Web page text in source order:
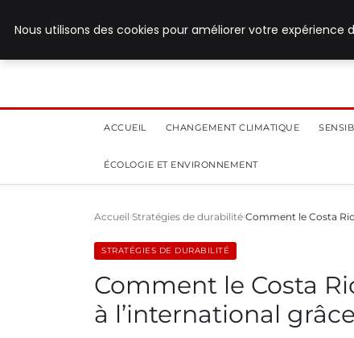
ACCUEIL CHANGEMENT CLIMATIQUE
ÉCOLOGIE ET ENVIRONNEMENT
Accueil Stratégies de durabilité Comment le Costa
STRATÉGIES DE DURABILITÉ
Comment le Costa
à l’international
Nous utilisons des cookies pour améliorer votre